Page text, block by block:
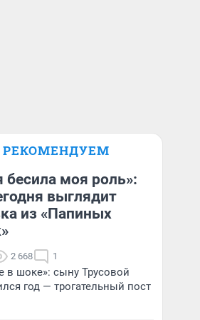
РЕКОМЕНДУЕМ
бесила моя роль»:
выглядит
из «Папиных
2 668 1
в шоке»: сыну Трусовой
год — трогательный пост